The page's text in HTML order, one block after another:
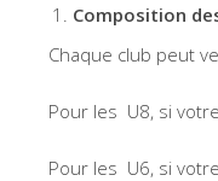
Composition
Chaque club peut
Pour les U8, si
Pour les U6, si